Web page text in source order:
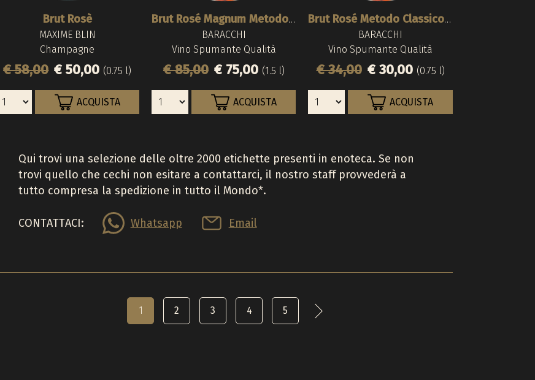
Brut Rosè
MAXIME BLIN
Champagne
€ 58,00 € 50,00 (0.75 l)
ACQUISTA
Brut Rosé Magnum Metodo Classico 2015
BARACCHI
Vino Spumante Qualità
€ 85,00 € 75,00 (1.5 l)
ACQUISTA
Brut Rosé Metodo Classico 2015
BARACCHI
Vino Spumante Qualità
€ 34,00 € 30,00 (0.75 l)
ACQUISTA
Qui trovi una selezione delle oltre 2000 etichette presenti in enoteca. Se non
trovi quello che cechi non esitare a contattarci, il nostro staff provvederà a
tutto compresa la spedizione in tutto il Mondo*.
CONTATTACI: Whatsapp Email
1 2 3 4 5